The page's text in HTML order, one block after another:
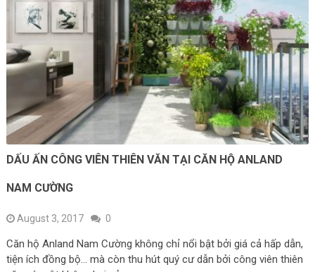
DẤU ẤN CÔNG VIÊN THIÊN VĂN TẠI CĂN HỘ ANLAND
NAM CƯỜNG
August 3, 2017 0
Căn hộ Anland Nam Cường không chỉ nổi bật bởi giá cả hấp dẫn,
tiện ích đồng bộ… mà còn thu hút quý cư dẫn bởi công viên thiên